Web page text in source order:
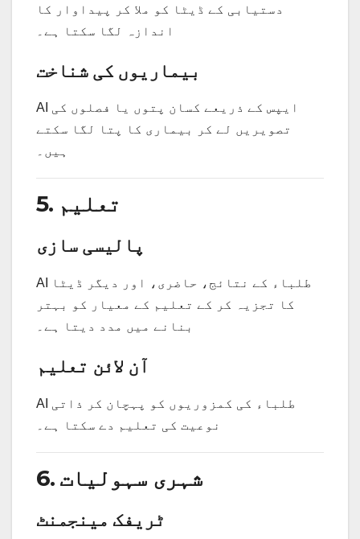
دستیابی کے ڈیٹا کو ملا کر پیداوار کا
اندازہ لگا سکتا ہے۔
بیماریوں کی شناخت
AI ایپس کے ذریعے کسان پتوں یا فصلوں کی
تصویریں لے کر بیماری کا پتا لگا سکتے
ہیں۔
5. تعلیم
پالیسی سازی
AI طلباء کے نتائج، حاضری، اور دیگر ڈیٹا
کا تجزیہ کر کے تعلیم کے معیار کو بہتر
بنانے میں مدد دیتا ہے۔
آن لائن تعلیم
AI طلباء کی کمزوریوں کو پہچان کر ذاتی
نوعیت کی تعلیم دے سکتا ہے۔
6. شہری سہولیات
ٹریفک مینجمنٹ